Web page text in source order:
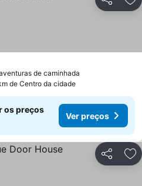
Partilhar
de caminhada
de Centro da cidade
os preços
Ver preços
Partilhar